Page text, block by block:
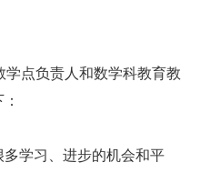
点负责人和数学科教育教
学习、进步的机会和平